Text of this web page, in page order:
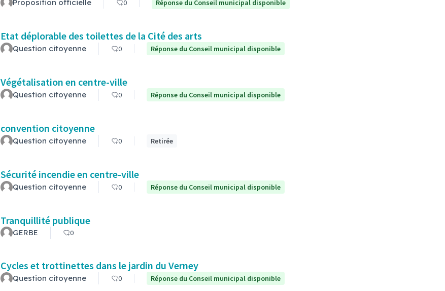
Proposition officielle 0 Réponse du Conseil municipal disponible
Etat déplorable des toilettes de la Cité des arts
Question citoyenne 0 Réponse du Conseil municipal disponible
Végétalisation en centre-ville
Question citoyenne 0 Réponse du Conseil municipal disponible
convention citoyenne
Question citoyenne 0 Retirée
Sécurité incendie en centre-ville
Question citoyenne 0 Réponse du Conseil municipal disponible
Tranquillité publique
GERBE 0
Cycles et trottinettes dans le jardin du Verney
Question citoyenne 0 Réponse du Conseil municipal disponible